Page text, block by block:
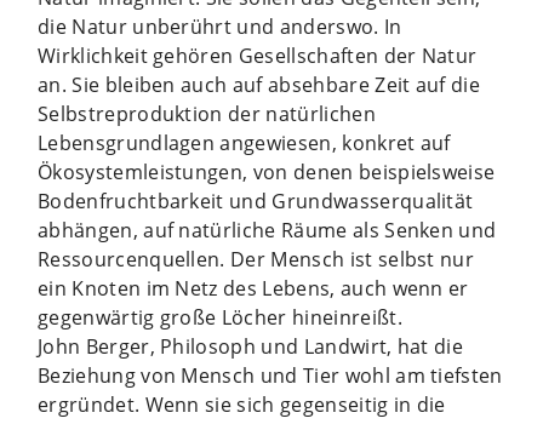
die Natur unberührt und anderswo. In
Wirklichkeit gehören Gesellschaften der Natur
an. Sie bleiben auch auf absehbare Zeit auf die
Selbstreproduktion der natürlichen
Lebensgrundlagen angewiesen, konkret auf
Ökosystemleistungen, von denen beispielsweise
Bodenfruchtbarkeit und Grundwasserqualität
abhängen, auf natürliche Räume als Senken und
Ressourcenquellen. Der Mensch ist selbst nur
ein Knoten im Netz des Lebens, auch wenn er
gegenwärtig große Löcher hineinreißt.
John Berger, Philosoph und Landwirt, hat die
Beziehung von Mensch und Tier wohl am tiefsten
ergründet. Wenn sie sich gegenseitig in die